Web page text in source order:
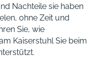
Nachteile sie haben
ohne Zeit und
Sie, wie
Kaiserstuhl Sie beim